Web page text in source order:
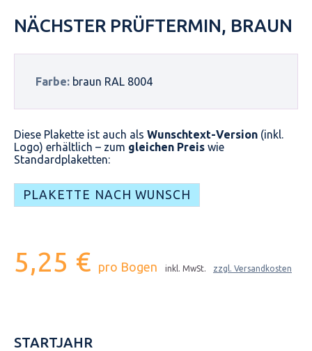
NÄCHSTER PRÜFTERMIN, BRAUN
Farbe: braun RAL 8004
Diese Plakette ist auch als Wunschtext-Version (inkl.
Logo) erhältlich – zum gleichen Preis wie
Standardplaketten:
PLAKETTE NACH WUNSCH
5,25 € pro Bogen inkl. MwSt. zzgl. Versandkosten
STARTJAHR